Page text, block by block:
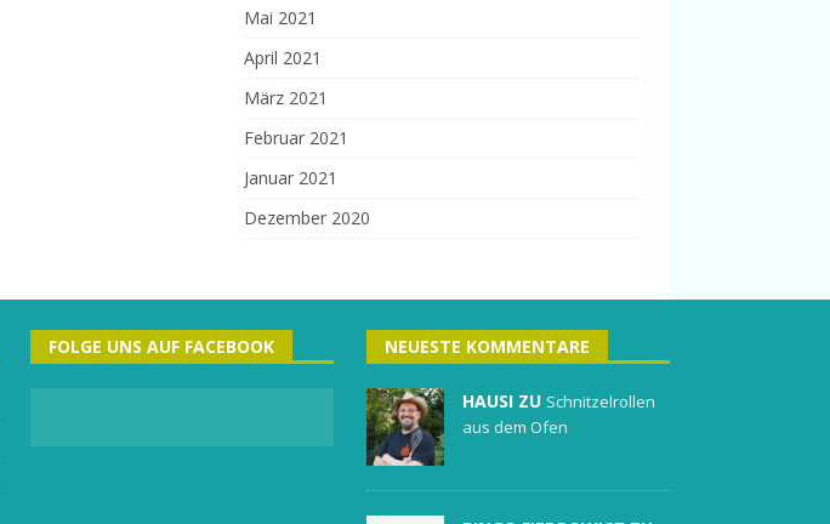
Mai 2021
April 2021
März 2021
Februar 2021
Januar 2021
Dezember 2020
FOLGE UNS AUF FACEBOOK NEUESTE KOMMENTARE
HAUSI ZU Schnitzelrollen
aus dem Ofen